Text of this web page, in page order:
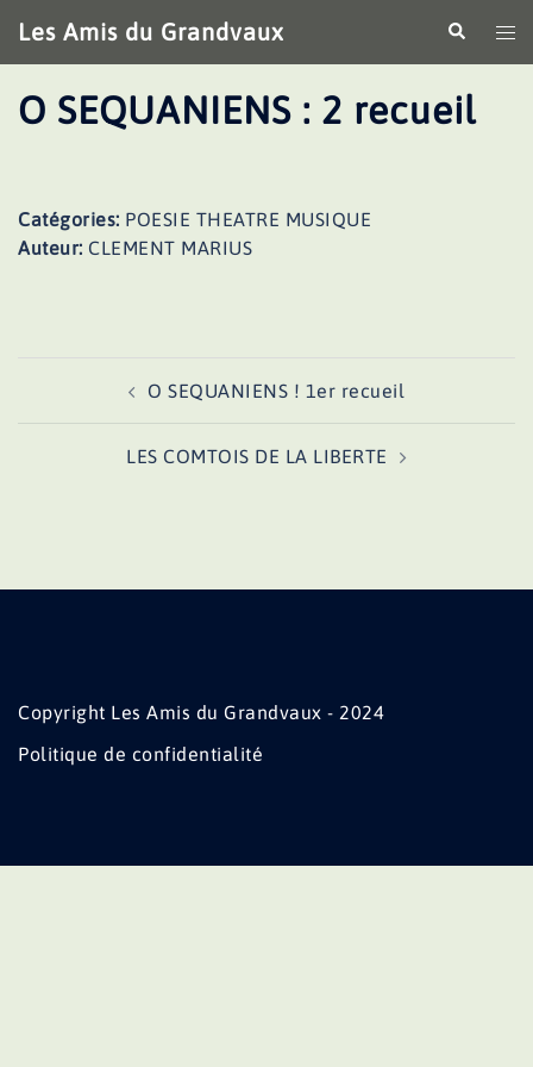
au
contenu
Les Amis du Grandvaux
le
O SEQUANIENS : 2 recueil
Catégories: POESIE THEATRE MUSIQUE
Auteur: CLEMENT MARIUS
d’article
O SEQUANIENS ! 1er recueil
LES COMTOIS DE LA LIBERTE
Copyright Les Amis du Grandvaux - 2024
Politique de confidentialité